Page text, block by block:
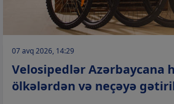
07 avq 2026, 14:29
Velosipedlər Azərbaycana
ölkələrdən və neçəyə